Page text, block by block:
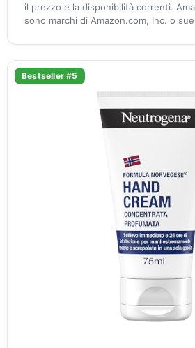
il prezzo e la disponibilità correnti.
sono marchi di Amazon.com, Inc. o
Bestseller #5